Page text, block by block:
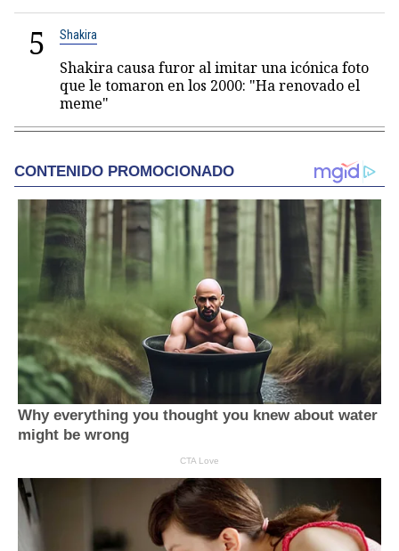
5 Shakira
Shakira causa furor al imitar una icónica foto
que le tomaron en los 2000: "Ha renovado el
meme"